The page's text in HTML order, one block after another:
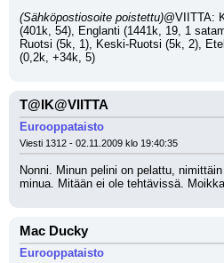
(Sähköpostiosoite poistettu)@VIITTA:
(401k, 54), Englanti (1441k, 19, 1
Ruotsi (5k, 1), Keski-Ruotsi (5k, 2),
(0,2k, +34k, 5)
T@IK@VIITTA
Eurooppataisto
Viesti 1312 - 02.11.2009 klo 19:40:35
Nonni. Minun pelini on pelattu,
minua. Mitään ei ole tehtävissä.
Mac Ducky
Eurooppataisto